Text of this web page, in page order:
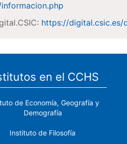
https://digital.csic.es/
en el CCHS
de Economía, Geografía y
Demografía
Instituto de Filosofía